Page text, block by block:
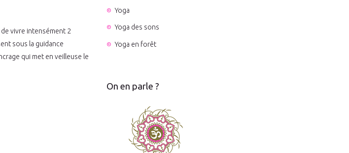
de vivre intensément 2
sous la guidance
qui met en veilleuse le
Yoga
Yoga des sons
Yoga en forêt
On en parle ?